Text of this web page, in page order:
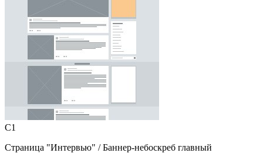
C1
Страница "Интервью" / Баннер-небоскреб главный